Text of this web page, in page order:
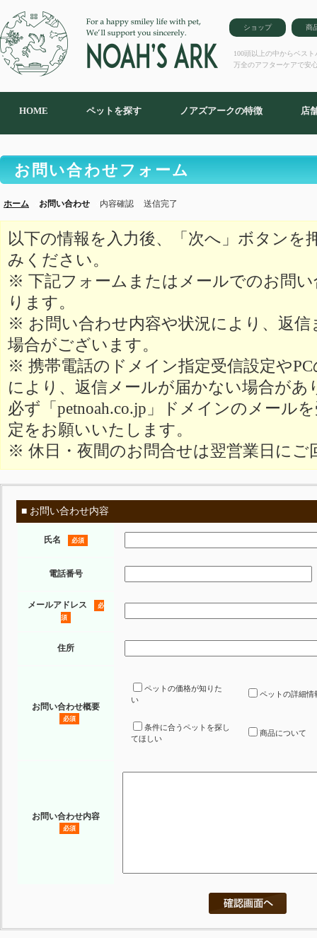
ショップ 商
100頭以上の中からベス
万全のアフターケアで安
HOME ペットを探す ノアズアークの特徴 店
お問い合わせフォーム
ホーム お問い合わせ 内容確認 送信完了
以下の情報を入力後、「次へ」ボタンを
みください。
※ 下記フォームまたはメールでのお問
ります。
※ お問い合わせ内容や状況により、返
場合がございます。
※ 携帯電話のドメイン指定受信設定や
により、返信メールが届かない場合があ
必ず「petnoah.co.jp」ドメインのメール
定をお願いいたします。
※ 休日・夜間のお問合せは翌営業日にご
■ お問い合わせ内容
氏名 必須
電話番号
メールアドレス
必
須
住所
お問い合わせ概要
必須
ペットの価格が知りた
い
ペットの詳細情
条件に合うペットを探し
てほしい
商品について
お問い合わせ内容
必須